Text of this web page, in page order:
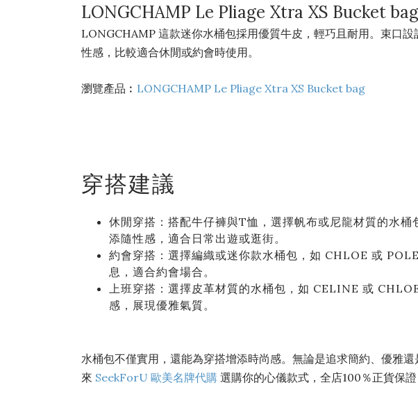
LONGCHAMP Le Pliage Xtra XS Bucket bag
LONGCHAMP 這款迷你水桶包採用優質牛皮，輕巧且耐用。束口
性感，比較適合休閒或約會時使用。
瀏覽產品︰ LONGCHAMP Le Pliage Xtra XS Bucket bag
穿搭建議
休閒穿搭：搭配牛仔褲與T恤，選擇帆布或尼龍材質的水
添隨性感，適合日常出遊或逛街。
約會穿搭：選擇編織或迷你款水桶包，如 CHLOE 或
息，適合約會場合。
上班穿搭：選擇皮革材質的水桶包，如 CELINE 或
感，展現優雅氣質。
水桶包不僅實用，還能為穿搭增添時尚感。無論是追求簡約、優雅
來 SeekForU 歐美名牌代購 選購你的心儀款式，全店100％正貨保證